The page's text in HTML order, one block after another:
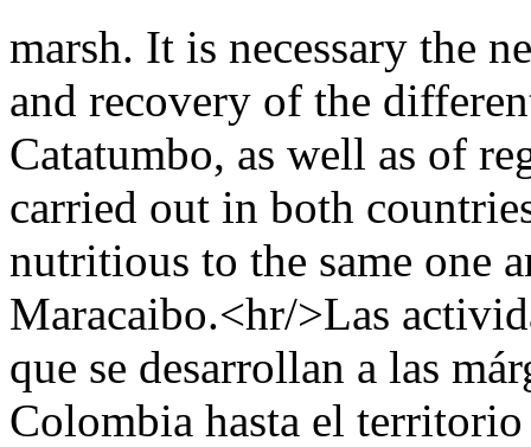
marsh. It is necessary the
and recovery of the
Catatumbo, as well as of
carried out in both
nutritious to the same one
Maracaibo.<hr/>Las
que se desarrollan a las
Colombia hasta el